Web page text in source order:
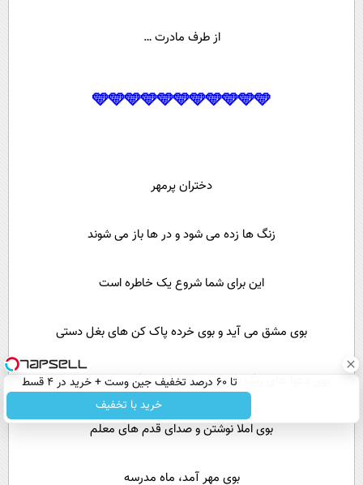
از طرف مادرت …
🩵🩵🩵🩵🩵🩵🩵🩵🩵🩵🩵
دختران پرمهر
زنگ ها زده می شود و در ها باز می شوند
این برای شما شروع یک خاطره است
بوی مشق می آید و بوی خرده پاک کن های بغل دستی
بوی دعوا های زنگ تفریح بچه ها و هر از گاهی اخم ناظم مدرسه
بوی املا نوشتن و صدای قدم های معلم
بوی مهر آمد، ماه مدرسه
تا 60 درصد تخفیف جین وست + خرید در 4 قسط
خرید با تخفیف